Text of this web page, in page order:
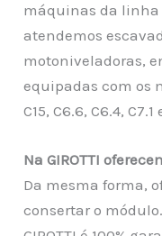
máquinas da linha
atendemos
motoniveladoras,
equipadas com os
C15, C6.6, C6.4,
Na GIROTTI
Da mesma forma,
consertar o